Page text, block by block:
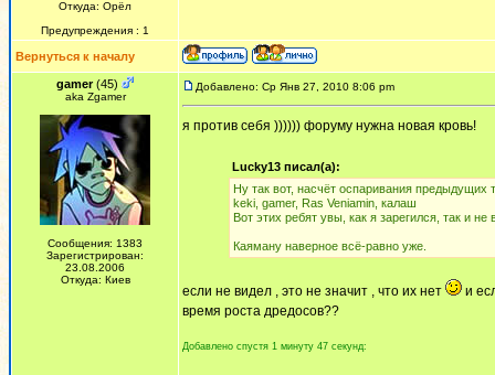
Откуда: Орёл
Предупреждения : 1
Вернуться к началу
gamer(45)
aka Zgamer
Сообщения: 1383
Зарегистрирован:
23.08.2006
Откуда: Киев
Добавлено: Ср Янв 27, 2010 8:06 pm
я против себя )))))) форуму нужна новая кровь!
Lucky13 писал(а):
Ну так вот, насчёт оспаривания предыдущих
keki, gamer, Ras Veniamin, калаш
Вот этих ребят увы, как я зарегился, так и не
Каяману наверное всё-равно уже.
если не видел , это не значит , что их нет
и
время роста дредосов??
Добавлено спустя 1 минуту 47 секунд: